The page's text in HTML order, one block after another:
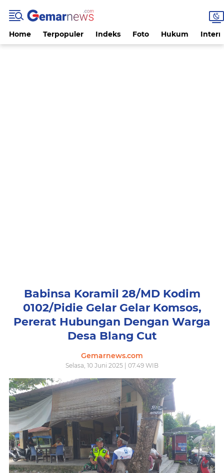
Home Terpopuler Indeks Foto Hukum
Babinsa Koramil 28/MD Kodim
0102/Pidie Gelar Gelar Komsos,
Pererat Hubungan Dengan Warga
Desa Blang Cut
Gemarnews.com
Selasa, 10 Juni 2025 | 07.49 WIB